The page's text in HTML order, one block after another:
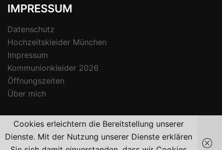
IMPRESSUM
Datenschutz
Hochzeitskleider München
Impressum
Kommunionkleider 2026
Öffnungszeiten
Über mich
Cookies erleichtern die Bereitstellung unserer
Dienste. Mit der Nutzung unserer Dienste erklären